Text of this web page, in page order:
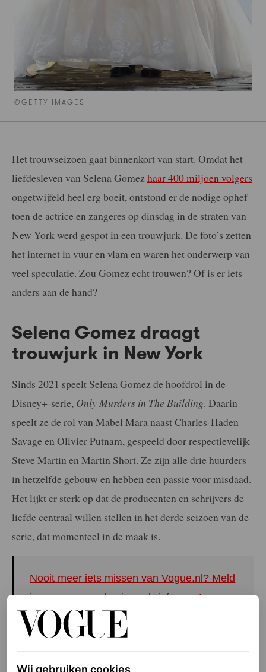
©GETTY IMAGES
Het trouwseizoen gaat binnenkort van start. Omdat het
liefdesleven van Selena Gomezhaar 400 miljoen volgers
ongetwijfeld heel erg boeit, ontstond er de nodige ophef
toen de actrice en zangeres op dinsdag in de straten van
New York werd gespot in een trouwjurk. De foto’s zetten
het internet in vuur en vlam en waren het onderwerp van
veel speculatie. Zou Gomez echt trouwen? Of is er iets
anders aan de hand?
Selena Gomez draagt
trouwjurk in New York
Sinds 2021 speelt Selena Gomez de hoofdrol in de
Disney+-serie, Only Murders in The Building. Daarin
speelt ze de rol van Mabel Mara naast Charles-Haden
Savage en Olivier Putnam, gespeeld door respectievelijk
Steve Martin en Martin Short. Ze zijn alle drie huurders
in hetzelfde gebouw en hebben een passie voor misdaad.
Het lijkt er sterk op dat de producenten en schrijvers de
liefde centraal willen stellen in het derde seizoen van de
serie, dat momenteel in de maak is.
Nooit meer iets missen van Vogue.nl? Meld
je nu aan voor de nieuwsbrief en ontvang
het laatste fashion- en beautynieuws.
Wij gebruiken cookies